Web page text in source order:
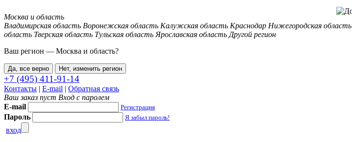
Москва и область
Владимирская область Воронежская область Калужская область Краснодар Нижегородская область
область Тверская область Тульская область Ярославская область Другой регион
Ваш регион — Москва и область?
Да, все верно Нет, изменить регион
+7 (495) 411-91-14
Контакты | E-mail | Обратная связь
Ваш заказ пуст Вход с паролем
E-mail
Регистрация
Пароль Я забыл пароль!
вход